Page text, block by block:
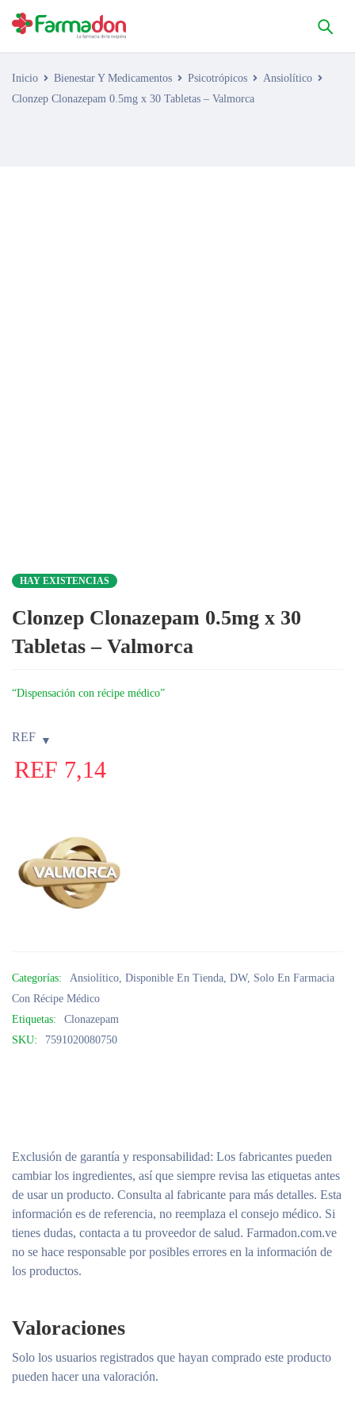
Inicio Bienestar Y Medicamentos Psicotrópicos
Ansiolítico
Clonzep Clonazepam 0.5mg x 30 Tabletas – Valmorca
HAY EXISTENCIAS
Clonzep Clonazepam 0.5mg x 30
Tabletas – Valmorca
“Dispensación con récipe médico”
REF
REF 7,14
Categorías: Ansiolítico, Disponible En Tienda, DW, Solo En Farmacia
Con Récipe Médico
Etiquetas:
Clonazepam
SKU:
7591020080750
Exclusión de garantía y responsabilidad: Los fabricantes pueden
cambiar los ingredientes, así que siempre revisa las etiquetas antes
de usar un producto. Consulta al fabricante para más detalles. Esta
información es de referencia, no reemplaza el consejo médico. Si
tienes dudas, contacta a tu proveedor de salud. Farmadon.com.ve
no se hace responsable por posibles errores en la información de
los productos.
Valoraciones
Solo los usuarios registrados que hayan comprado este producto
pueden hacer una valoración.